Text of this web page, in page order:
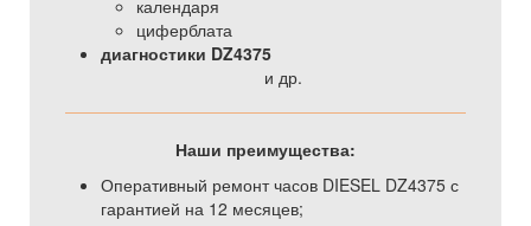
календаря
циферблата
диагностики DZ4375
и др.
Наши преимущества:
Оперативный ремонт часов DIESEL DZ4375 с
гарантией на 12 месяцев;